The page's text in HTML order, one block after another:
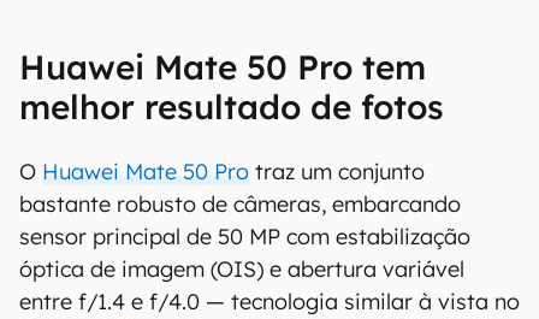
Huawei Mate 50 Pro tem
melhor resultado de fotos
O Huawei Mate 50 Pro traz um conjunto
bastante robusto de câmeras, embarcando
sensor principal de 50 MP com estabilização
óptica de imagem (OIS) e abertura variável
entre f/1.4 e f/4.0 — tecnologia similar à vista no